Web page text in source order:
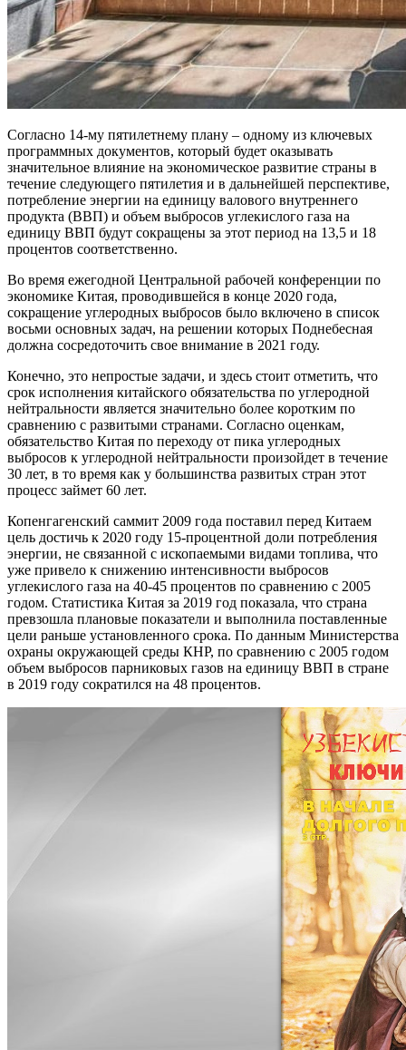
Согласно 14-му пятилетнему плану – одному из ключевых
программных документов, который будет оказывать
значительное влияние на экономическое развитие страны в
течение следующего пятилетия и в дальнейшей перспективе,
потребление энергии на единицу валового внутреннего
продукта (ВВП) и объем выбросов углекислого газа на
единицу ВВП будут сокращены за этот период на 13,5 и 18
процентов соответственно.
Во время ежегодной Центральной рабочей конференции по
экономике Китая, проводившейся в конце 2020 года,
сокращение углеродных выбросов было включено в список
восьми основных задач, на решении которых Поднебесная
должна сосредоточить свое внимание в 2021 году.
Конечно, это непростые задачи, и здесь стоит отметить, что
срок исполнения китайского обязательства по углеродной
нейтральности является значительно более коротким по
сравнению с развитыми странами. Согласно оценкам,
обязательство Китая по переходу от пика углеродных
выбросов к углеродной нейтральности произойдет в течение
30 лет, в то время как у большинства развитых стран этот
процесс займет 60 лет.
Копенгагенский саммит 2009 года поставил перед Китаем
цель достичь к 2020 году 15-процентной доли потребления
энергии, не связанной с ископаемыми видами топлива, что
уже привело к снижению интенсивности выбросов
углекислого газа на 40-45 процентов по сравнению с 2005
годом. Статистика Китая за 2019 год показала, что страна
превзошла плановые показатели и выполнила поставленные
цели раньше установленного срока. По данным Министерства
охраны окружающей среды КНР, по сравнению с 2005 годом
объем выбросов парниковых газов на единицу ВВП в стране
в 2019 году сократился на 48 процентов.